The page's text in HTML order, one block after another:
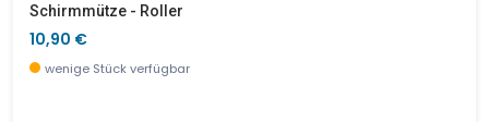
Schirmmütze - Roller
10,90 €
wenige Stück verfügbar